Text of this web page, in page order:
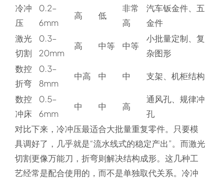
冷冲
压
0.2–
6mm
高 低
非常
高
汽车钣金件、五
金件
激光
切割
0.3–
20mm
高 中等 中等
小批量定制、复
杂图形
数控
折弯
0.3–
8mm
中高 中 中 支架、机柜结构
数控
冲床
0.5–
6mm
中 中 高
通风孔、规律冲
孔
对比下来，冷冲压最适合大批量重复零件。只要模
具调好了，几乎就是“流水线式的稳定产出”。而激光
切割更像万能刀，折弯则解决结构成形。这几种工
艺经常是配合使用的，而不是单独取代关系。冷冲